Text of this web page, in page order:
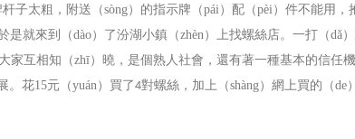
子太粗，附送（sòng）的指示牌（pái）配（pèi）件不能用，
就來到（dào）了汾湖小鎮（zhèn）上找螺絲店。一打（dǎ
家互相知（zhī）曉，是個熟人社會，還有著一種基本的信任
。花15元（yuán）買了4對螺絲，加上（shàng）網上買的（de